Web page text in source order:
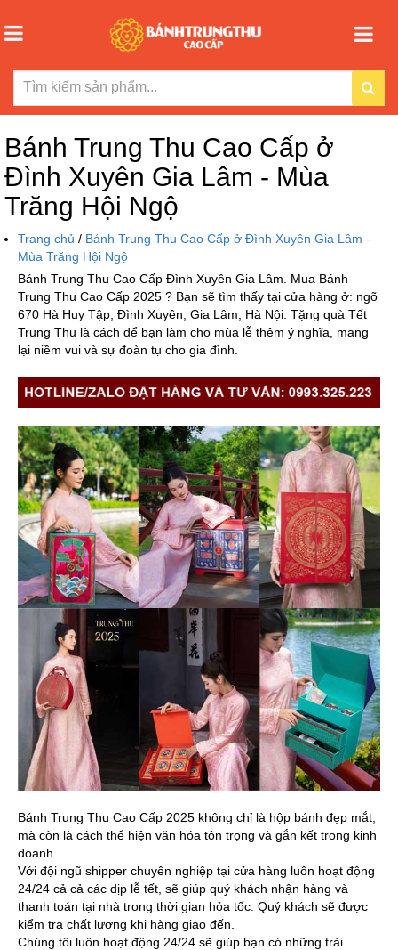
Bánh Trung Thu Cao Cấp ở
Đình Xuyên Gia Lâm - Mùa
Trăng Hội Ngộ
Trang chủ / Bánh Trung Thu Cao Cấp ở Đình Xuyên Gia Lâm -
Mùa Trăng Hội Ngộ
Bánh Trung Thu Cao Cấp Đình Xuyên Gia Lâm. Mua Bánh
Trung Thu Cao Cấp 2025 ? Bạn sẽ tìm thấy tại cửa hàng ở: ngõ
670 Hà Huy Tập, Đình Xuyên, Gia Lâm, Hà Nội. Tặng quà Tết
Trung Thu là cách để bạn làm cho mùa lễ thêm ý nghĩa, mang
lại niềm vui và sự đoàn tụ cho gia đình.
Bánh Trung Thu Cao Cấp 2025 không chỉ là hộp bánh đẹp mắt,
mà còn là cách thể hiện văn hóa tôn trọng và gắn kết trong kinh
doanh.
Với đội ngũ shipper chuyên nghiệp tại cửa hàng luôn hoạt động
24/24 cả cả các dịp lễ tết, sẽ giúp quý khách nhận hàng và
thanh toán tại nhà trong thời gian hỏa tốc. Quý khách sẽ được
kiểm tra chất lượng khi hàng giao đến.
Chúng tôi luôn hoạt động 24/24 sẽ giúp bạn có những trải